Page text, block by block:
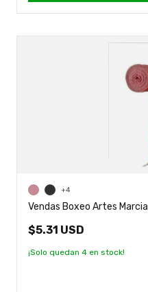
Vendas Boxeo Artes
$5.31 USD
¡Solo quedan 4 en stock!
+4